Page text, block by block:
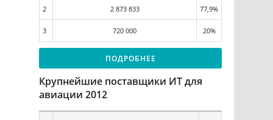
2 2 873 833 77,9%
3 720 000 20%
ПОДРОБНЕЕ
Крупнейшие поставщики ИТ для
авиации 2012